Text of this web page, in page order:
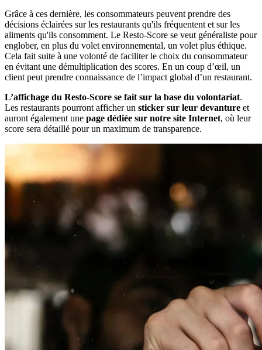
Grâce à ces dernière, les consommateurs peuvent prendre des
décisions éclairées sur les restaurants qu'ils fréquentent et sur les
aliments qu'ils consomment. Le Resto-Score se veut généraliste pour
englober, en plus du volet environnemental, un volet plus éthique.
Cela fait suite à une volonté de faciliter le choix du consommateur
en évitant une démultiplication des scores. En un coup d’œil, un
client peut prendre connaissance de l’impact global d’un restaurant.
L’affichage du Resto-Score se fait sur la base du volontariat.
Les restaurants pourront afficher un sticker sur leur devanture et
auront également une page dédiée sur notre site Internet, où leur
score sera détaillé pour un maximum de transparence.